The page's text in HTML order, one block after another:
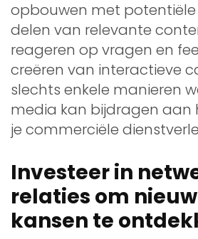
opbouwen met potentiële
delen van relevante
reageren op vragen en
creëren van interactieve
slechts enkele manieren
media kan bijdragen aan
je commerciële
Investeer in
relaties om
kansen te